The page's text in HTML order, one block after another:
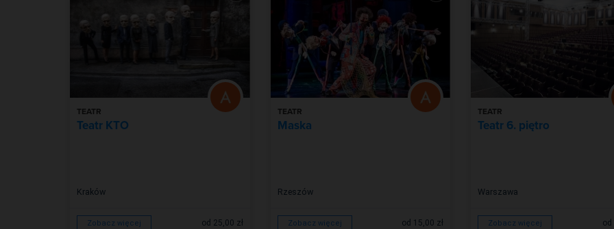
TEATR
Teatr KTO
Kraków
Zobacz więcej od 25,00 zł
TEATR
Maska
Rzeszów
Zobacz więcej od 15,00 zł
TEATR
Teatr 6. piętro
Warszawa
Zobacz więcej od